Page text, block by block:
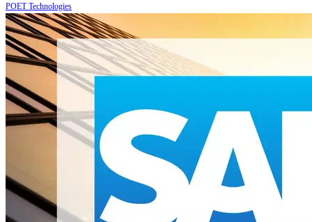
POET Technologies